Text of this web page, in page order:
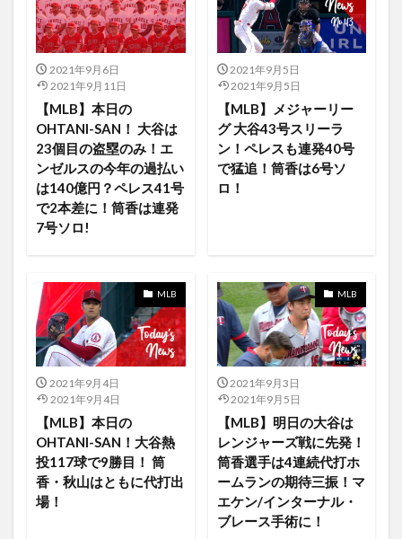
Disney +
disney delux
disney plus
disney plus japan when
Dolby Atmo
Disney+
Disney+ 日本 ディズニープラス
disneyland
DisneyPlus
DisnyDELUXE
DMM.com
docomo Dodgers
BabyJake
Augusta
FA残留
Amazonプライム
Amazon Music HDプラン
Amazon Pay
Amazon.co.jp
AmazonMusic
amazonPrime
Amazonプライムデー
Amazon
Amazonプライムビデオ
Amazonプライム会員
america
anakin skywalker Andor
android
Angels
Angels vs Athletics
Angels vs Indians
Amazon Music
Angels vs Rangers
AirPodsPro
Adam Eaton
Adobe
Adobeのソフトウェア
Ahsoka
Air Pods
Air Tag
Air4 AirPlay
AKIRA
ALTERNATIVE
Albams
ALBUM
ALI give it back
All Star Game
2021年9月6日
2021年9月11日
【MLB】本日の
OHTANI-SAN！ 大谷は
23個目の盗塁のみ！エ
ンゼルスの今年の過払い
は140億円？ペレス41号
で2本差に！筒香は連発
7号ソロ!
2021年9月5日
2021年9月5日
【MLB】メジャーリー
グ 大谷43号スリーラ
ン！ペレスも連発40号
で猛追！筒香は6号ソ
ロ！
MLB
2021年9月4日
2021年9月4日
【MLB】本日の
OHTANI-SAN！大谷熱
投117球で9勝目！ 筒
香・秋山はともに代打出
場！
MLB
2021年9月3日
2021年9月5日
【MLB】明日の大谷は
レンジャーズ戦に先発！
筒香選手は4連続代打ホ
ームランの期待三振！マ
エケン/インターナル・
ブレース手術に！